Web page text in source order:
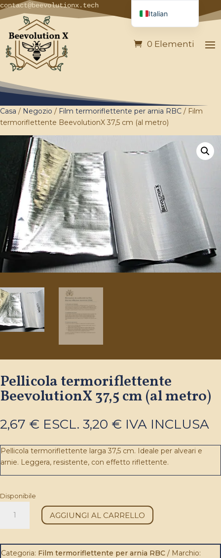
contact@beevolutionx.tech
0 Elementi
Casa / Negozio / Film termoriflettente per arnia RBC / Film
termoriflettente BeevolutionX 37,5 cm (al metro)
Pellicola termoriflettente
BeevolutionX 37,5 cm (al metro)
2,67 € ESCL. 3,20 € IVA INCLUSA
Pellicola termoriflettente larga 37,5 cm. Ideale per alveari e
arnie. Leggera, resistente, con effetto riflettente.
Disponibile
thermo-
réflecteur
37,5
AGGIUNGI AL CARRELLO
Categoria: Film termoriflettente per arnia RBC
Marchio:
Italian
French
English